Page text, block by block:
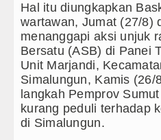
Mantan PM
United Laga
Inter Milan Persahabatan
Tandang ke Ferencvaros
Sambut Kunjungan
Hal itu diungkapkan
wartawan, Jumat (27/8)
menanggapi aksi unjuk
Bersatu (ASB) di Panei
Unit Marjandi,
Simalungun, Kamis (26/
langkah Pemprov
kurang peduli terhadap
di Simalungun.